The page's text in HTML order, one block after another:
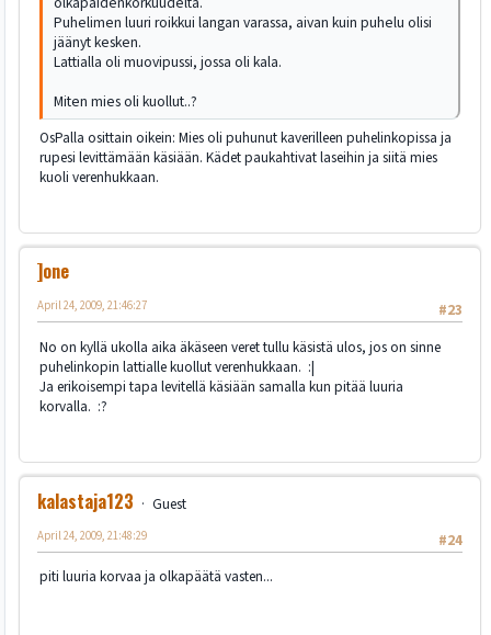
Puhelimen luuri roikkui langan varassa, aivan kuin puhelu olisi
jäänyt kesken.
Lattialla oli muovipussi, jossa oli kala.
Miten mies oli kuollut..?
OsPalla osittain oikein: Mies oli puhunut kaverilleen puhelinkopissa ja
rupesi levittämään käsiään. Kädet paukahtivat laseihin ja siitä mies
kuoli verenhukkaan.
]one
#23
April 24, 2009, 21:46:27
No on kyllä ukolla aika äkäseen veret tullu käsistä ulos, jos on sinne
puhelinkopin lattialle kuollut verenhukkaan. :|
Ja erikoisempi tapa levitellä käsiään samalla kun pitää luuria
korvalla. :?
kalastaja123
Guest
#24
April 24, 2009, 21:48:29
piti luuria korvaa ja olkapäätä vasten...